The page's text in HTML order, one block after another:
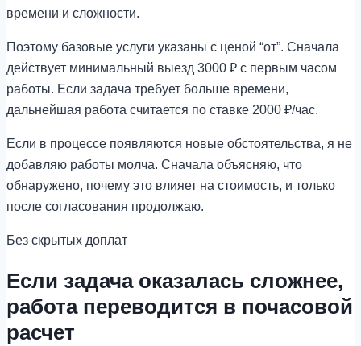
времени и сложности.
Поэтому базовые услуги указаны с ценой “от”. Сначала
действует минимальный выезд 3000 ₽ с первым часом
работы. Если задача требует больше времени,
дальнейшая работа считается по ставке 2000 ₽/час.
Если в процессе появляются новые обстоятельства, я не
добавляю работы молча. Сначала объясняю, что
обнаружено, почему это влияет на стоимость, и только
после согласования продолжаю.
Без скрытых доплат
Если задача оказалась сложнее,
работа переводится в почасовой
расчет